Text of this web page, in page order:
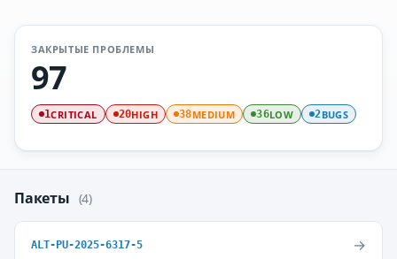
ЗАКРЫТЫЕ ПРОБЛЕМЫ
97
1CRITICAL 20HIGH 38MEDIUM 36LOW 2BUGS
Пакеты (4)
ALT-PU-2025-6317-5 →